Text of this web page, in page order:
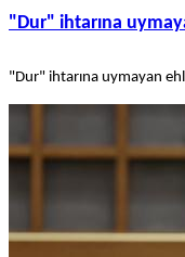
"Dur" ihtarına
"Dur" ihtarına uymayan